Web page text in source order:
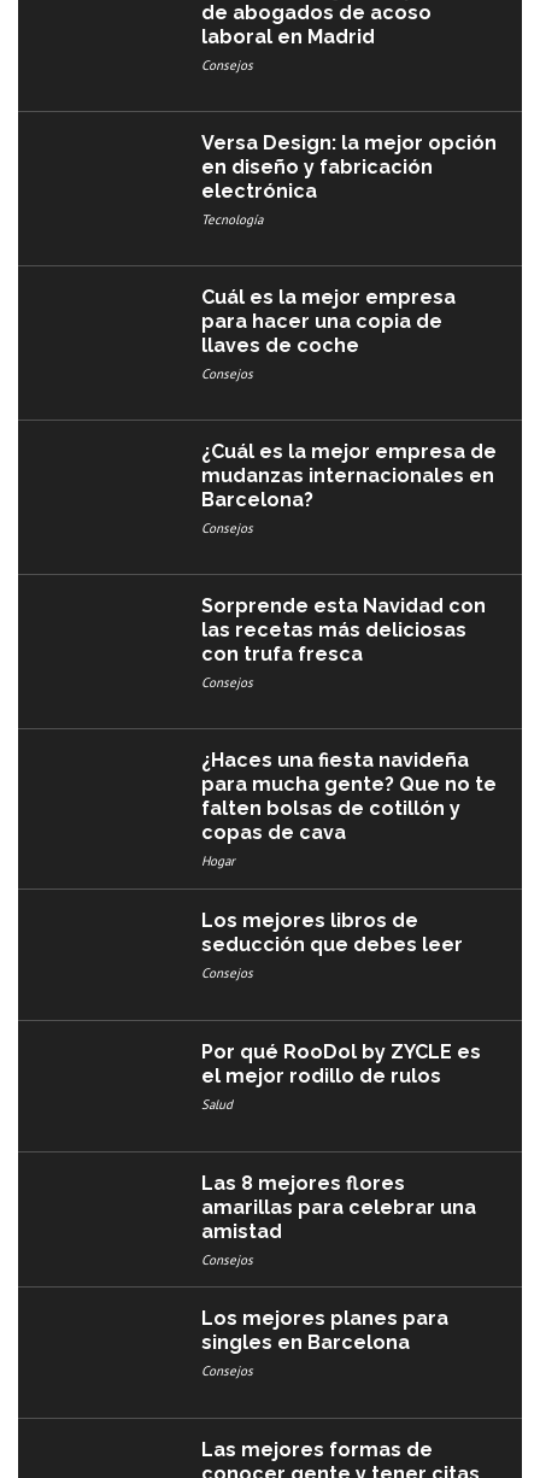
de abogados de acoso
laboral en Madrid
Consejos
Versa Design: la mejor opción
en diseño y fabricación
electrónica
Tecnología
Cuál es la mejor empresa
para hacer una copia de
llaves de coche
Consejos
¿Cuál es la mejor empresa de
mudanzas internacionales en
Barcelona?
Consejos
Sorprende esta Navidad con
las recetas más deliciosas
con trufa fresca
Consejos
¿Haces una fiesta navideña
para mucha gente? Que no te
falten bolsas de cotillón y
copas de cava
Hogar
Los mejores libros de
seducción que debes leer
Consejos
Por qué RooDol by ZYCLE es
el mejor rodillo de rulos
Salud
Las 8 mejores flores
amarillas para celebrar una
amistad
Consejos
Los mejores planes para
singles en Barcelona
Consejos
Las mejores formas de
conocer gente y tener citas